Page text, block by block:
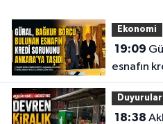
Ekonomi
19:09
esnafın
taşıdı
Duyurular
18:38